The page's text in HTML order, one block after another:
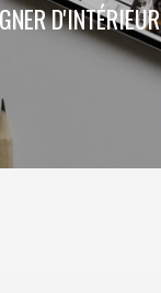
D'INTÉRIEUR